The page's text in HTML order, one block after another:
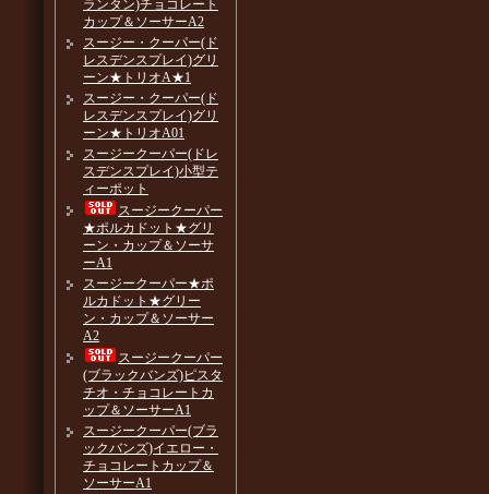
ランタン)チョコレート
カップ＆ソーサーA2
スージー・クーパー(ド
レスデンスプレイ)グリ
ーン★トリオA★1
スージー・クーパー(ド
レスデンスプレイ)グリ
ーン★トリオA01
スージークーパー(ドレ
スデンスプレイ)小型テ
ィーポット
スージークーパー
★ポルカドット★グリ
ーン・カップ＆ソーサ
ーA1
スージークーパー★ポ
ルカドット★グリー
ン・カップ＆ソーサー
A2
スージークーパー
(ブラックバンズ)ピスタ
チオ・チョコレートカ
ップ＆ソーサーA1
スージークーパー(ブラ
ックバンズ)イエロー・
チョコレートカップ＆
ソーサーA1